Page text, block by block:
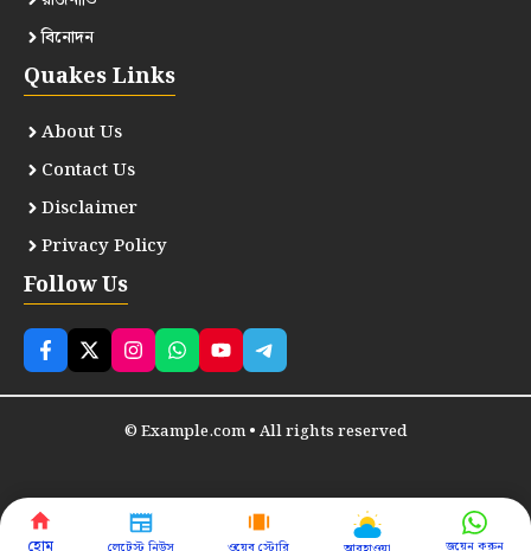
বিনোদন
Quakes Links
About Us
Contact Us
Disclaimer
Privacy Policy
Follow Us
© Example.com • All rights reserved
জয়েন করুন